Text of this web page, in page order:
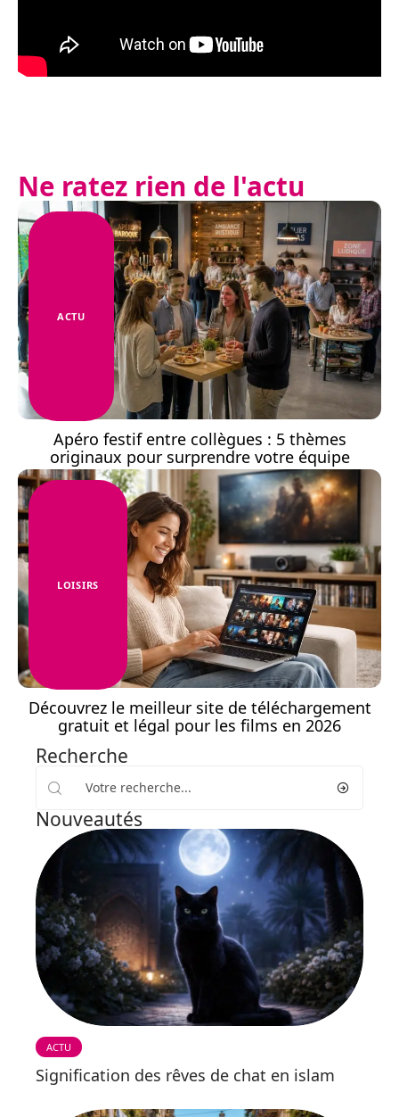
Ne ratez rien de l'actu
ACTU
Apéro festif entre collègues : 5 thèmes
originaux pour surprendre votre équipe
LOISIRS
Découvrez le meilleur site de téléchargement
gratuit et légal pour les films en 2026
Recherche
Nouveautés
ACTU
Signification des rêves de chat en islam